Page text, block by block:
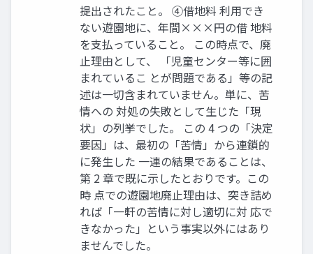
提出されたこと。 ④借地料 利用でき
ない遊園地に、年間×××円の借 地料
を支払っていること。 この時点で、廃
止理由として、 「児童センター等に囲
まれているこ とが問題である」等の記
述は一切含まれていません。単に、苦
情への 対処の失敗として生じた「現
状」の列挙でした。 この 4 つの「決定
要因」は、最初の「苦情」から連鎖的
に発生した 一連の結果であることは、
第 2 章で既に示したとおりです。この
時 点での遊園地廃止理由は、突き詰め
れば「一軒の苦情に対し適切に対 応で
きなかった」という事実以外にはあり
ませんでした。